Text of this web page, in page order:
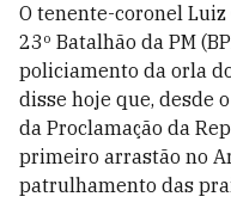
O tenente-coronel
23º Batalhão da PM
policiamento da orla
disse hoje que, desde
da Proclamação da
primeiro arrastão no
patrulhamento das